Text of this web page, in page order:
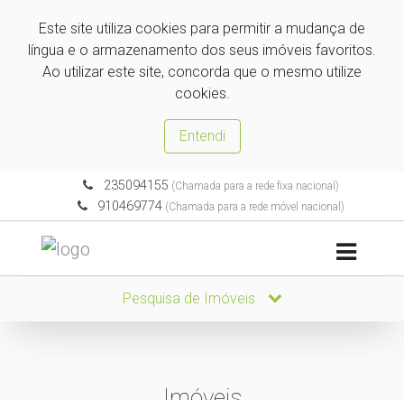
Este site utiliza cookies para permitir a mudança de
língua e o armazenamento dos seus imóveis favoritos.
Ao utilizar este site, concorda que o mesmo utilize
cookies.
Entendi
235094155 (Chamada para a rede fixa nacional)
910469774 (Chamada para a rede móvel nacional)
Pesquisa de Imóveis